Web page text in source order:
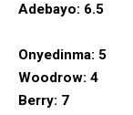
Adebayo: 6.5
Onyedinma: 5
Woodrow: 4
Berry: 7